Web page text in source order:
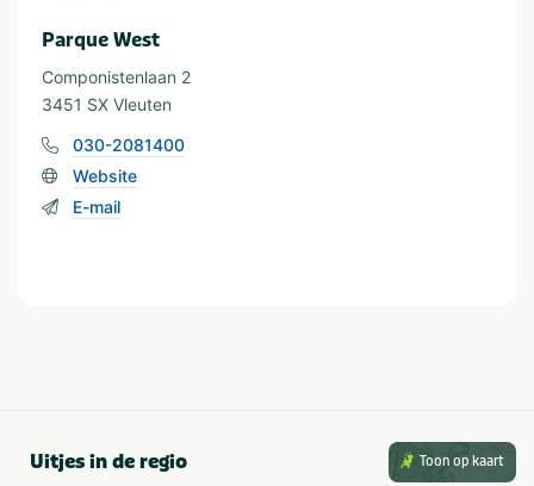
Parque West
Componistenlaan 2
3451 SX Vleuten
030-2081400
Website
E-mail
Uitjes in de regio Toon op kaart